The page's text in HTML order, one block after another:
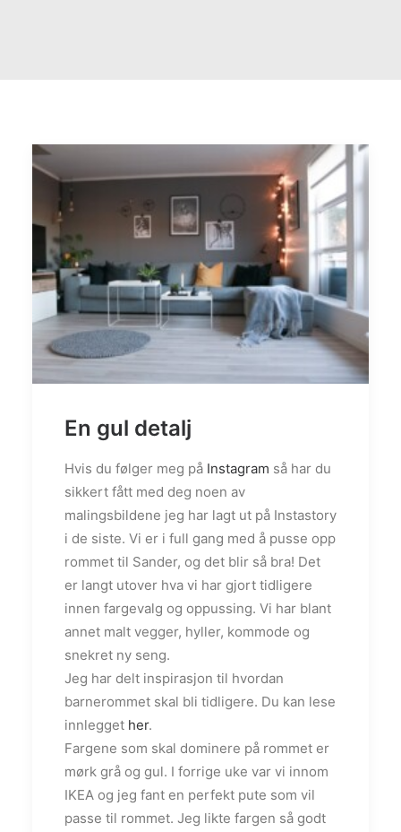
En gul detalj
Hvis du følger meg på Instagram så har du
sikkert fått med deg noen av
malingsbildene jeg har lagt ut på Instastory
i de siste. Vi er i full gang med å pusse opp
rommet til Sander, og det blir så bra! Det
er langt utover hva vi har gjort tidligere
innen fargevalg og oppussing. Vi har blant
annet malt vegger, hyller, kommode og
snekret ny seng.
Jeg har delt inspirasjon til hvordan
barnerommet skal bli tidligere. Du kan lese
innlegget her.
Fargene som skal dominere på rommet er
mørk grå og gul. I forrige uke var vi innom
IKEA og jeg fant en perfekt pute som vil
passe til rommet. Jeg likte fargen så godt